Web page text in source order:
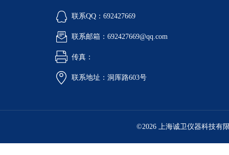
联系QQ：692427669
联系邮箱：692427669@qq.com
传真：
联系地址：洞厍路603号
©2026 上海诚卫仪器科技有